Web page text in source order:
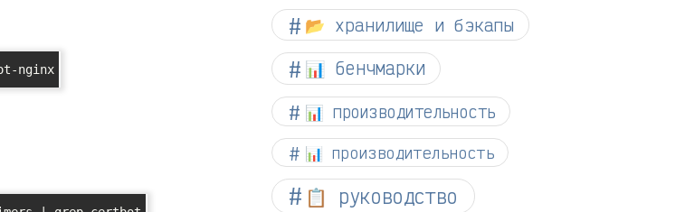
nginx
📂 хранилище и бэкапы
📊 бенчмарки
📊 производительность
📊 производительность
📋 руководство